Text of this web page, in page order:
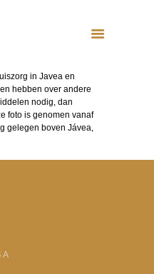
in Javea en
hebben over andere
nodig, dan
foto is genomen vanaf
gelegen boven Jávea,
A